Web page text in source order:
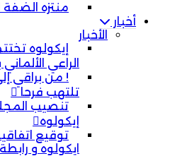
منتزه الضفة
أخبار
الأخبار
إيكولوه
الراعي
! من براقي
تلتهب فرحا
تنصيب
إيكولوه
توقيع
ايكولوه و